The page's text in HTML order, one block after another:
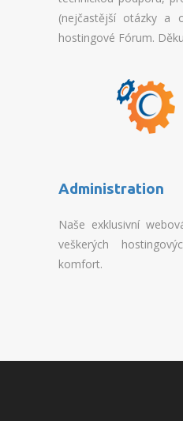
(nejčastější otázky a
hostingové Fórum.
Administration
Naše exklusivní
veškerých
komfort.